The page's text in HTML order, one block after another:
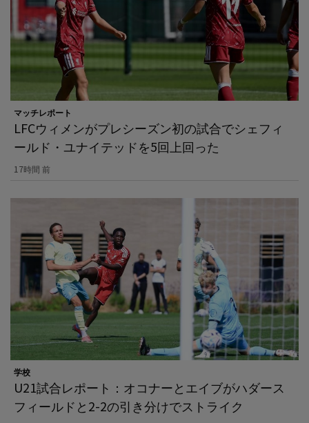
マッチレポート
LFCウィメンがプレシーズン初の試合でシェフィ
ールド・ユナイテッドを5回上回った
17時間 前
学校
U21試合レポート：オコナーとエイブがハダース
フィールドと2-2の引き分けでストライク